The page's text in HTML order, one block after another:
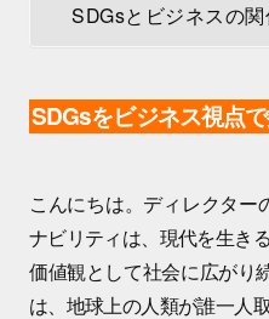
SDGsとビジネスの
SDGsをビジネス視点
こんにちは。ディレクター
ナビリティは、現代を生き
価値観として社会に広がり
は、地球上の人類が誰一人